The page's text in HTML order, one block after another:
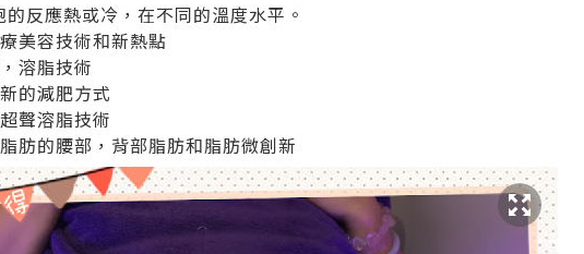
反應熱或冷，在不同的溫度水平。
美容技術和新熱點
溶脂技術
的減肥方式
聲溶脂技術
肪的腰部，背部脂肪和脂肪微創新